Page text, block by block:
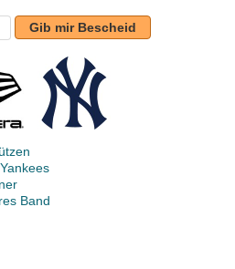
Gib mir Bescheid
Band